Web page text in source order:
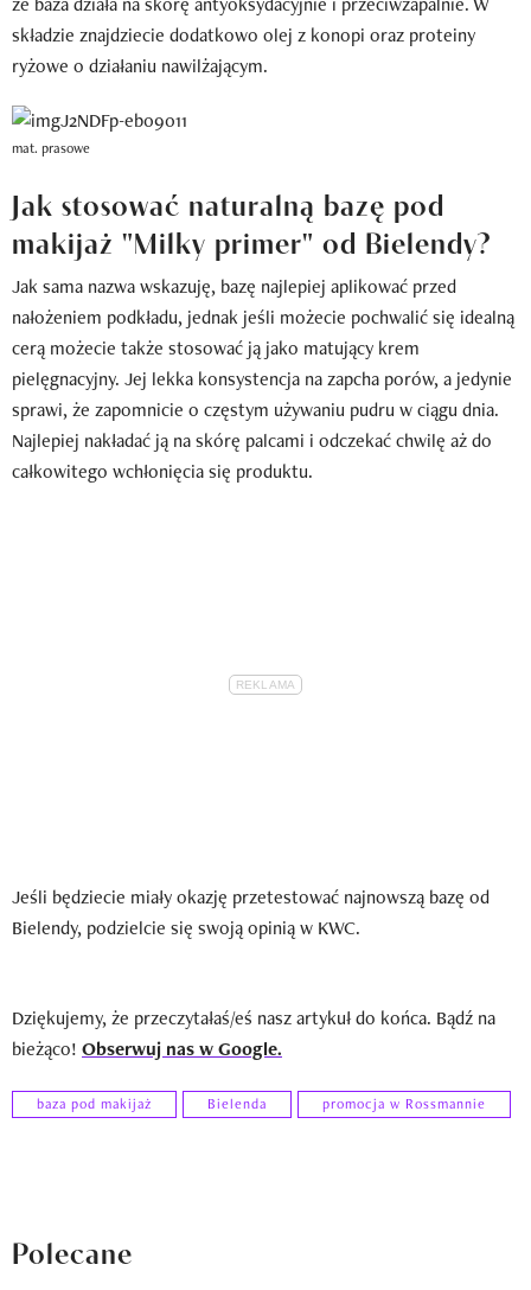
składzie znajdziecie dodatkowo olej z konopi oraz proteiny
ryżowe o działaniu nawilżającym.
mat. prasowe
Jak stosować naturalną bazę pod
makijaż "Milky primer" od Bielendy?
Jak sama nazwa wskazuję, bazę najlepiej aplikować przed
nałożeniem podkładu, jednak jeśli możecie pochwalić się idealną
cerą możecie także stosować ją jako matujący krem
pielęgnacyjny. Jej lekka konsystencja na zapcha porów, a jedynie
sprawi, że zapomnicie o częstym używaniu pudru w ciągu dnia.
Najlepiej nakładać ją na skórę palcami i odczekać chwilę aż do
całkowitego wchłonięcia się produktu.
Jeśli będziecie miały okazję przetestować najnowszą bazę od
Bielendy, podzielcie się swoją opinią w KWC.
Dziękujemy, że przeczytałaś/eś nasz artykuł do końca. Bądź na
bieżąco! Obserwuj nas w Google.
baza pod makijaż Bielenda promocja w Rossmannie
Polecane